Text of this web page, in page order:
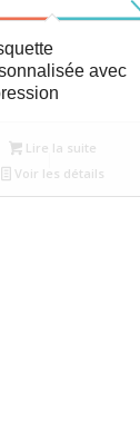
avec
Lire la suite
Voir les détails